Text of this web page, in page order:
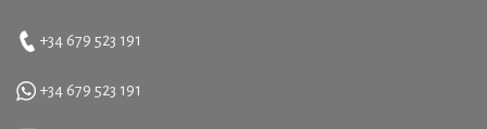
+34 679 523 191
+34 679 523 191